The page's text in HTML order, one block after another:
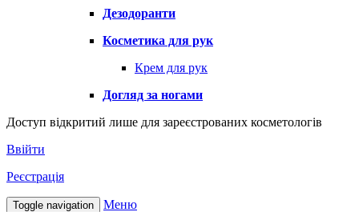
Дезодоранти
Косметика для рук
Крем для рук
Догляд за ногами
Доступ відкритий лише для зареєстрованих косметологів
Ввійти
Реєстрація
Toggle navigation Меню